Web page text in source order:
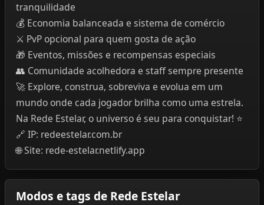
tranquilidade
💰 Economia balanceada e sistema de comércio
⚔️ PvP opcional para quem gosta de ação
🎁 Eventos, missões e recompensas especiais
👥 Comunidade acolhedora e staff sempre presente
🚀 Explore, construa, sobreviva e evolua em um
mundo onde cada jogador brilha como uma estrela.
Na Rede Estelar, o universo é seu para conquistar! ⭐
🔗 IP: redeestelar.com.br
🌐 Site: rede-estelar.netlify.app
Modos e tags de Rede Estelar